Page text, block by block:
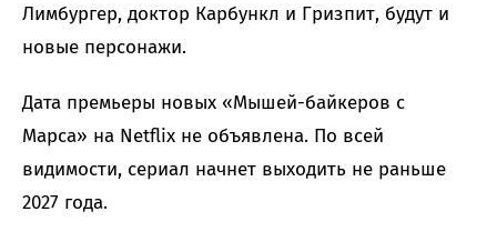
Лимбургер, доктор Карбункл и Гризпит, будут и
новые персонажи.
Дата премьеры новых «Мышей-байкеров с
Марса» на Netflix не объявлена. По всей
видимости, сериал начнет выходить не раньше
2027 года.